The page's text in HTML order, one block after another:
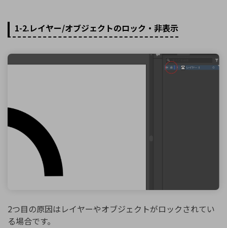
1-2.レイヤー/オブジェクトのロック・非表示
2つ目の原因はレイヤーやオブジェクトがロックされてい
る場合です。